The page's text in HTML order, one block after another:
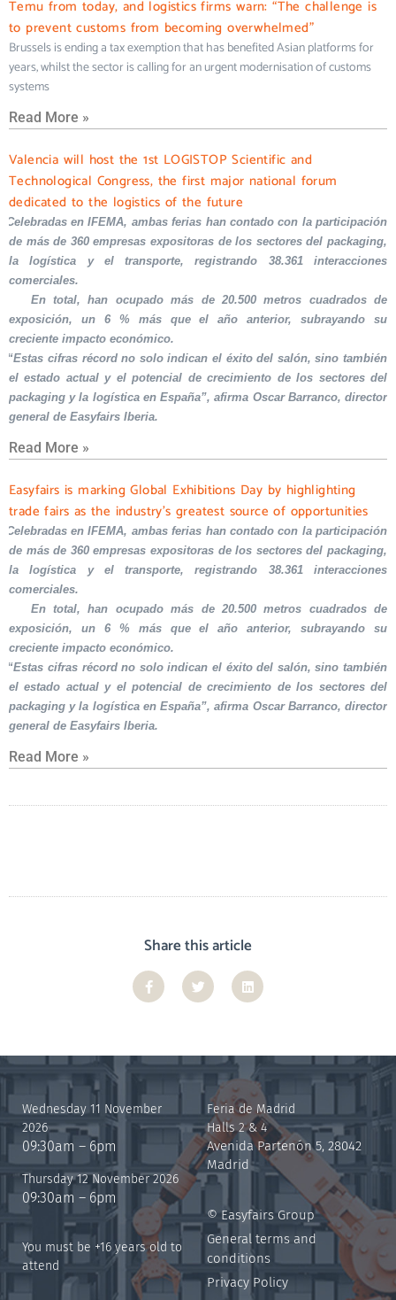
Temu from today, and logistics firms warn: “The challenge is
to prevent customs from becoming overwhelmed”
Brussels is ending a tax exemption that has benefited Asian platforms for
years, whilst the sector is calling for an urgent modernisation of customs
systems
Read More »
Valencia will host the 1st LOGISTOP Scientific and
Technological Congress, the first major national forum
dedicated to the logistics of the future
Celebradas en IFEMA, ambas ferias han contado con la participación
de más de 360 empresas expositoras de los sectores del packaging,
la logística y el transporte, registrando 38.361 interacciones
comerciales.
En total, han ocupado más de 20.500 metros cuadrados de
exposición, un 6 % más que el año anterior, subrayando su
creciente impacto económico.
“Estas cifras récord no solo indican el éxito del salón, sino también
el estado actual y el potencial de crecimiento de los sectores del
packaging y la logística en España”, afirma Oscar Barranco, director
general de Easyfairs Iberia.
Read More »
Easyfairs is marking Global Exhibitions Day by highlighting
trade fairs as the industry’s greatest source of opportunities
Celebradas en IFEMA, ambas ferias han contado con la participación
de más de 360 empresas expositoras de los sectores del packaging,
la logística y el transporte, registrando 38.361 interacciones
comerciales.
En total, han ocupado más de 20.500 metros cuadrados de
exposición, un 6 % más que el año anterior, subrayando su
creciente impacto económico.
“Estas cifras récord no solo indican el éxito del salón, sino también
el estado actual y el potencial de crecimiento de los sectores del
packaging y la logística en España”, afirma Oscar Barranco, director
general de Easyfairs Iberia.
Read More »
Share this article
Wednesday 11 November
2026
09:30am – 6pm
Thursday 12 November 2026
09:30am – 6pm
You must be +16 years old to
attend
Feria de Madrid
Halls 2 & 4
Avenida Partenón 5, 28042
Madrid
© Easyfairs Group
General terms and
conditions
Privacy Policy